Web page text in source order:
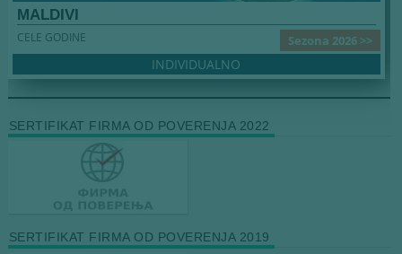
MALDIVI
Sezona 2026 >>
CELE GODINE
INDIVIDUALNO
SERTIFIKAT FIRMA OD POVERENJA 2022
SERTIFIKAT FIRMA OD POVERENJA 2019